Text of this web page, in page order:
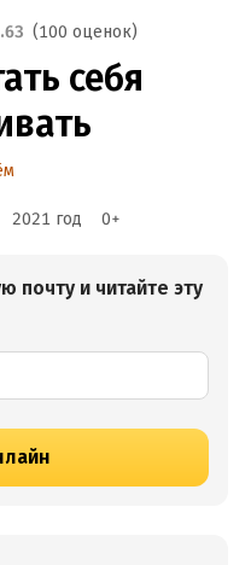
(100 оценок)
себя
2021 год 0+
почту и читайте эту